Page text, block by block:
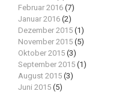
Februar 2016 (7)
Januar 2016 (2)
Dezember 2015 (1)
November 2015 (5)
Oktober 2015 (3)
September 2015 (1)
August 2015 (3)
Juni 2015 (5)